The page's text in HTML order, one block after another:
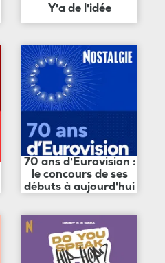
Y'a de l'idée
70 ans d'Eurovision :
le concours de ses
débuts à aujourd'hui